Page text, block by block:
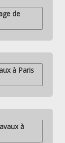
de
à Paris
à